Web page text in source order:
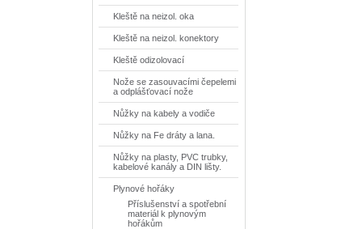
Kleště na neizol. oka
Kleště na neizol. konektory
Kleště odizolovací
Nože se zasouvacími čepelemi
a odplášťovací nože
Nůžky na kabely a vodiče
Nůžky na Fe dráty a lana.
Nůžky na plasty, PVC trubky,
kabelové kanály a DIN lišty.
Plynové hořáky
Příslušenství a spotřební
materiál k plynovým
hořákům